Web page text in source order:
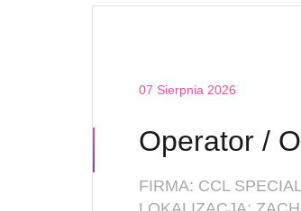
07 Sierpnia 2026
FIRMA: CCL